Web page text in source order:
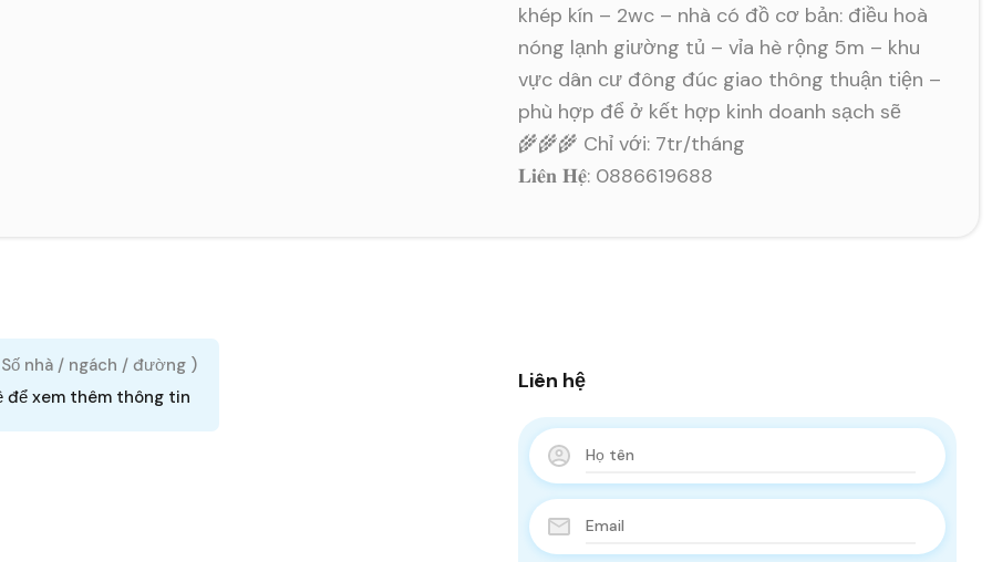
khép kín – 2wc – nhà có đồ cơ bản: điều hoà
nóng lạnh giường tủ – vỉa hè rộng 5m – khu
vực dân cư đông đúc giao thông thuận tiện –
phù hợp để ở kết hợp kinh doanh sạch sẽ
🌾🌾🌾 Chỉ với: 7tr/tháng
𝐋𝐢𝐞̂𝐧 𝐇𝐞̣̂: 0886619688
nhà / ngách / đường )
để xem thêm thông tin
Liên hệ